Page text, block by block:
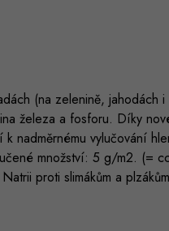
(na zelenině, jahodách i
železa a fosforu. Díky
nadměrnému vylučování
množství: 5 g/m2. (=
proti slimákům a